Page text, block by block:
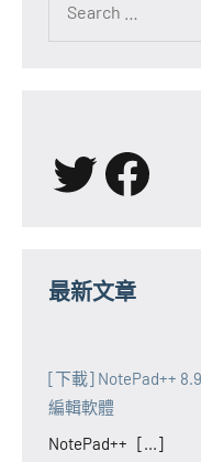
for:
X
最新文章
[下載] NotePad++
編輯軟體
NotePad++ [...]